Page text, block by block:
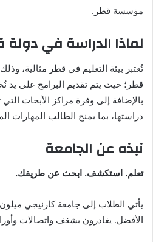
مؤسسة قطر.
لماذا الدراسة في دولة
تُعتبر بيئة التعليم في قطر مثالية،
قطر؛ حيث يتم تقديم البرامج على
بالإضافة إلى وفرة مراكز الأبحاث
دراستها، بما يمنح الطالب المهارات
نبذه عن الجامعة
تعلم. استكشف. ابحث عن طريقك.
يأتي الطلاب إلى جامعة كارنيجي ميلون
الأفضل. يغادرون بشغف واتصالات